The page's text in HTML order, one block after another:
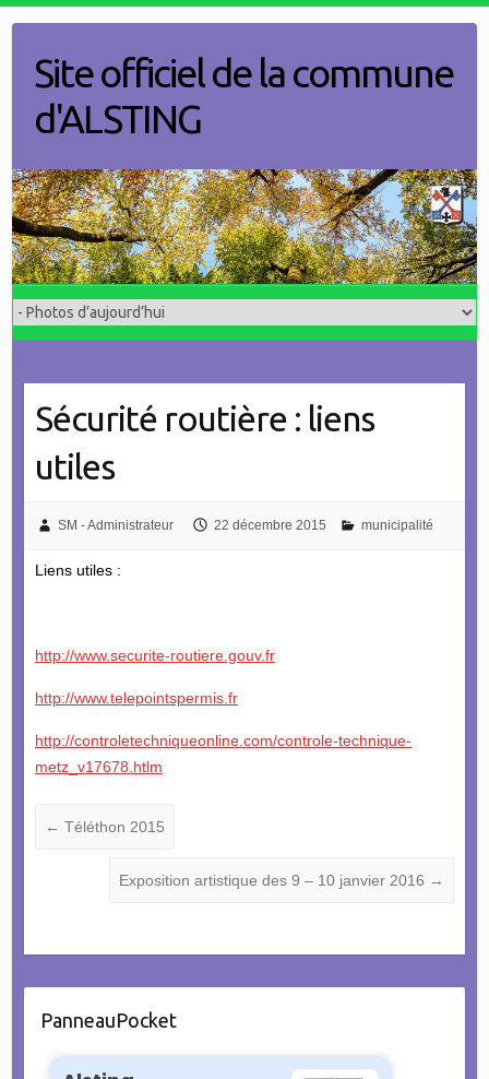
contentSite officiel de la commune
d'ALSTING
Sécurité routière : liens
utiles
SM - Administrateur 22 décembre 2015 municipalité
Liens utiles :
http://www.securite-routiere.gouv.fr
http://www.telepointspermis.fr
http://controletechniqueonline.com/controle-technique-
metz_v17678.htlm
← Téléthon 2015
Exposition artistique des 9 – 10 janvier 2016 →
PanneauPocket